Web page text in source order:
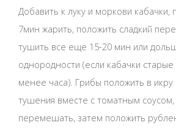
Добавить к луку и моркови
7мин жарить, положить сладкий
тушить все еще 15-20 мин или
однородности (если кабачки
менее часа). Грибы положить в
тушения вместе с томатным соусом,
перемешать, затем положить